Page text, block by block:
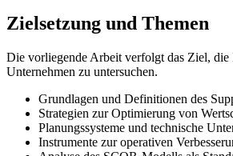
Zielsetzung und Themen
Die vorliegende Arbeit verfolgt das Ziel, die
Unternehmen zu untersuchen.
Grundlagen und Definitionen des
Strategien zur Optimierung von
Planungssysteme und technische
Instrumente zur operativen